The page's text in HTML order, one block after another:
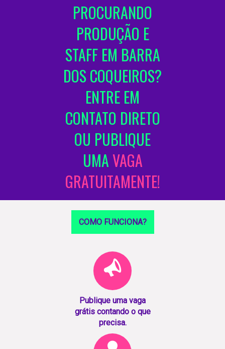
PROCURANDO
PRODUÇÃO E
STAFF EM BARRA
DOS COQUEIROS?
ENTRE EM
CONTATO DIRETO
OU PUBLIQUE
UMAVAGA
GRATUITAMENTE!
COMO FUNCIONA?
Publique uma vaga
grátis contando o que
precisa.